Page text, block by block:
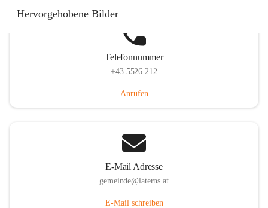
Hervorgehobene Bilder
Telefonnummer
+43 5526 212
Anrufen
E-Mail Adresse
gemeinde@laterns.at
E-Mail schreiben